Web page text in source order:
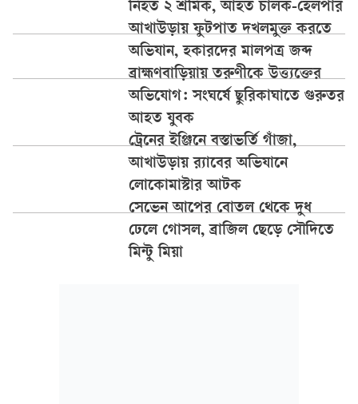
নিহত ২ শ্রমিক, আহত চালক-হেলপার
আখাউড়ায় ফুটপাত দখলমুক্ত করতে
অভিযান, হকারদের মালপত্র জব্দ
ব্রাহ্মণবাড়িয়ায় তরুণীকে উত্ত্যক্তের
অভিযোগ: সংঘর্ষে ছুরিকাঘাতে গুরুতর
আহত যুবক
ট্রেনের ইঞ্জিনে বস্তাভর্তি গাঁজা,
আখাউড়ায় র‍্যাবের অভিযানে
লোকোমাস্টার আটক
সেভেন আপের বোতল থেকে দুধ
ঢেলে গোসল, ব্রাজিল ছেড়ে সৌদিতে
মিন্টু মিয়া